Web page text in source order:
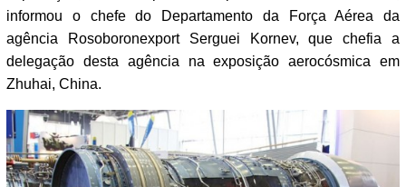
informou o chefe do Departamento da Força Aérea da
agência Rosoboronexport Serguei Kornev, que chefia a
delegação desta agência na exposição aerocósmica em
Zhuhai, China.